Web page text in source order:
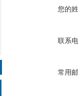
您的
联系
常用